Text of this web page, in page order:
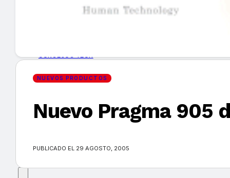
GUÍA DE COMPRA
MERCADOS Y TENDENCIAS
NUEVOS PRODUCTOS
Nuevo Pragma 905
PUBLICADO EL 29 AGOSTO, 2005